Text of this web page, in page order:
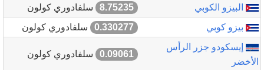
البيزو الكوبي
8.75235
سلفادوري كولون
بيزو كوبي
0.330277
سلفادوري كولون
إيسكودو جزر الرأس
الأخضر
0.09061 سلفادوري كولون